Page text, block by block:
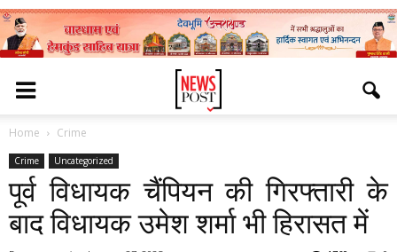
Home Crime
Crime Uncategorized
पूर्व विधायक चैंपियन की गिरफ्तारी के
बाद विधायक उमेश शर्मा भी हिरासत में